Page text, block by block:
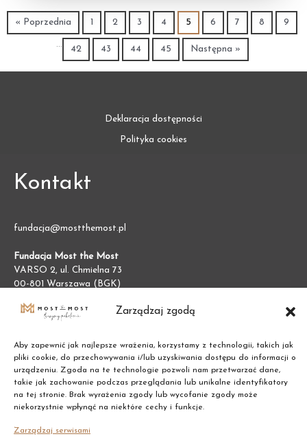
Zarządzaj zgodą
Aby zapewnić jak najlepsze wrażenia, korzystamy z technologii, takich jak
pliki cookie, do przechowywania i/lub uzyskiwania dostępu do informacji o
urządzeniu. Zgoda na te technologie pozwoli nam przetwarzać dane,
takie jak zachowanie podczas przeglądania lub unikalne identyfikatory
na tej stronie. Brak wyrażenia zgody lub wycofanie zgody może
niekorzystnie wpłynąć na niektóre cechy i funkcje.
Zarządzaj serwisami
« Poprzednia 2 3 4 5 6 7 8 9
…
42 43 44 45 Następna »
Deklaracja dostępności
Polityka cookies
Kontakt
fundacja@mostthemost.pl
Fundacja Most the Most
VARSO 2, ul. Chmielna 73
00-801 Warszawa (BGK)
REGON:387474695